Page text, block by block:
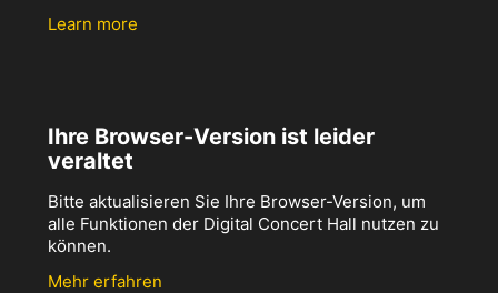
Learn more
Ihre Browser-Version ist leider
veraltet
Bitte aktualisieren Sie Ihre Browser-Version, um
alle Funktionen der Digital Concert Hall nutzen zu
können.
Mehr erfahren